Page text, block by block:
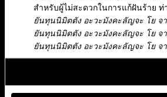
สำหรับผู้ไม่สะดวกในการแก้ฝันร้าย
ยันทุนนิมิตตัง อะวะมังคะลัญจะ โย
ยันทุนนิมิตตัง อะวะมังคะลัญจะ โย
ยันทุนนิมิตตัง อะวะมังคะลัญจะ โย